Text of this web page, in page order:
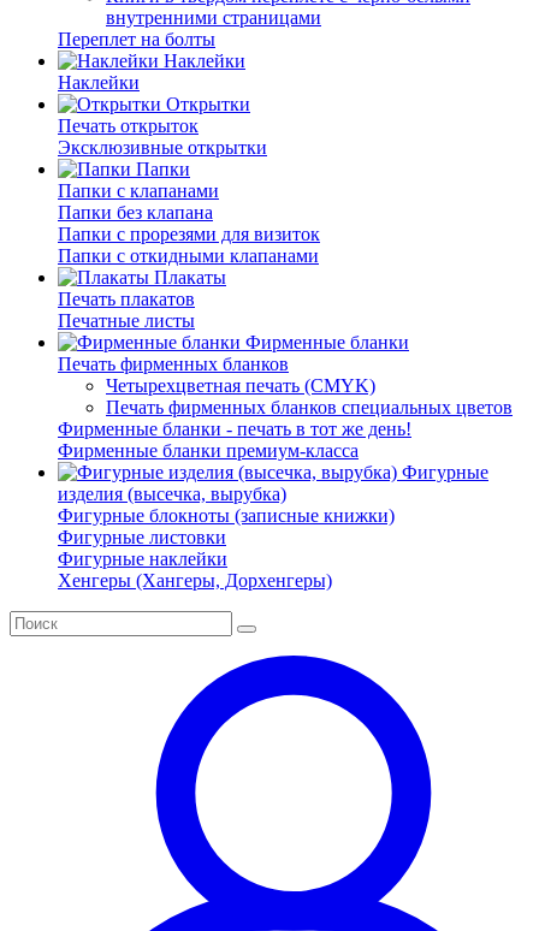
внутренними страницами
Переплет на болты
Наклейки
Наклейки
Открытки
Печать открыток
Эксклюзивные открытки
Папки
Папки с клапанами
Папки без клапана
Папки с прорезями для визиток
Папки с откидными клапанами
Плакаты
Печать плакатов
Печатные листы
Фирменные бланки
Печать фирменных бланков
Четырехцветная печать (CMYK)
Печать фирменных бланков специальных цветов
Фирменные бланки - печать в тот же день!
Фирменные бланки премиум-класса
Фигурные
изделия (высечка, вырубка)
Фигурные блокноты (записные книжки)
Фигурные листовки
Фигурные наклейки
Хенгеры (Хангеры, Дорхенгеры)